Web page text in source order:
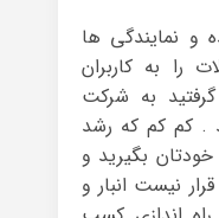
و نمایندگی ها
را به کاربران
به شرکت
. کم کم که رشد
بگیرید و
نیست انبار و